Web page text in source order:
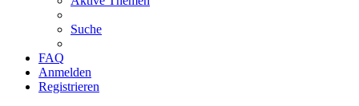
Suche
FAQ
Anmelden
Registrieren